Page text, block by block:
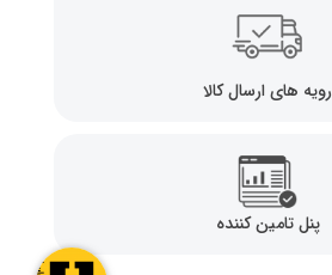
رویه های ارسال کالا
پنل تامین کننده